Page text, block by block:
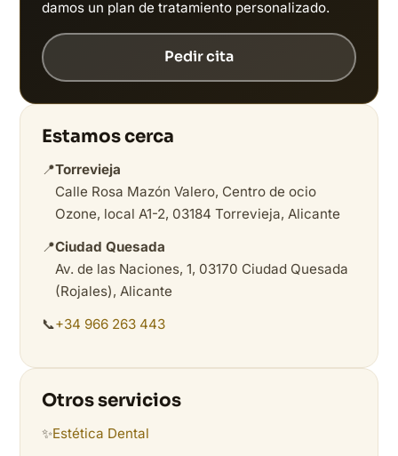
damos un plan de tratamiento personalizado.
Pedir cita
Estamos cerca
📍Torrevieja
Calle Rosa Mazón Valero, Centro de ocio
Ozone, local A1-2, 03184 Torrevieja, Alicante
📍Ciudad Quesada
Av. de las Naciones, 1, 03170 Ciudad Quesada
(Rojales), Alicante
📞+34 966 263 443
Otros servicios
✨Estética Dental